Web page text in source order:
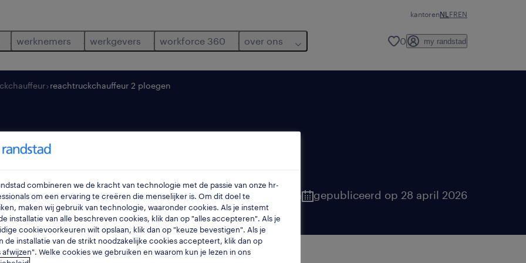
kantorenNL FREN
werknemers werkgevers workforce 360 over ons 0 my randstad
reachtruckchauffeur 2 ploegen
2 ploegen
dendermonde,oost-vlaanderen gepubliceerd op 28 april 2026
combineren we de kracht van technologie met de passie van onze hr-
om een ervaring te creëren die menselijker is. Om dit doel te
maken wij gebruik van technologie, waaronder cookies. Als je instemt
installatie van alle beschreven cookies, klik dan op "alles accepteren". Als je
cookievoorkeuren wilt opslaan, klik dan op "keuze bevestigen". Als je
de installatie van de strikt noodzakelijke cookies accepteert, klik dan op
afwijzen". Welke cookies we gebruiken en waarom kun je lezen in ons